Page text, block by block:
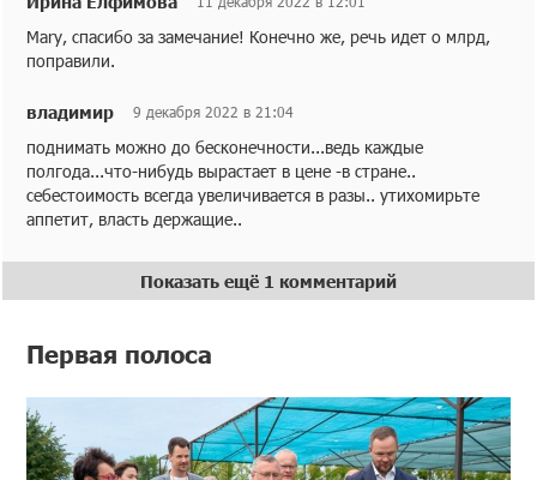
Mary, спасибо за замечание! Конечно же, речь идет о млрд,
поправили.
владимир 9 декабря 2022 в 21:04
поднимать можно до бесконечности...ведь каждые
полгода...что-нибудь вырастает в цене -в стране..
себестоимость всегда увеличивается в разы.. утихомирьте
аппетит, власть держащие..
Показать ещё 1 комментарий
Первая полоса